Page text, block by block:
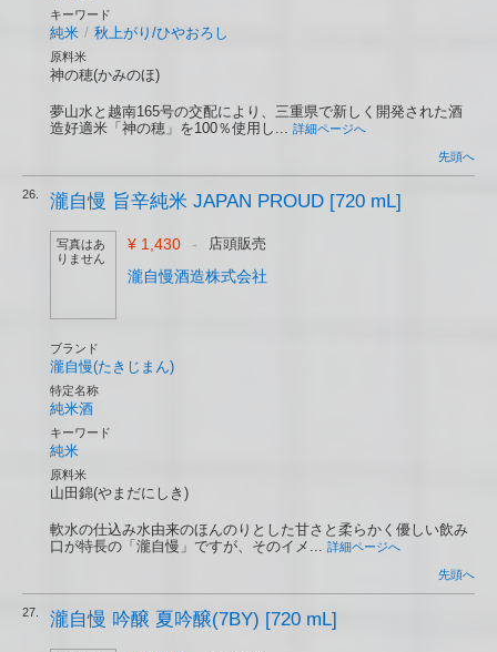
キーワード
純米 / 秋上がり/ひやおろし
原料米
神の穂(かみのほ)
夢山水と越南165号の交配により、三重県で新しく開発された酒
造好適米「神の穂」を100％使用し... 詳細ページへ
先頭へ
26. 瀧自慢 旨辛純米 JAPAN PROUD [720 mL]
写真はあ
りません
¥ 1,430 - 店頭販売
瀧自慢酒造株式会社
ブランド
瀧自慢(たきじまん)
特定名称
純米酒
キーワード
純米
原料米
山田錦(やまだにしき)
軟水の仕込み水由来のほんのりとした甘さと柔らかく優しい飲み
口が特長の「瀧自慢」ですが、そのイメ... 詳細ページへ
先頭へ
27. 瀧自慢 吟醸 夏吟醸(7BY) [720 mL]